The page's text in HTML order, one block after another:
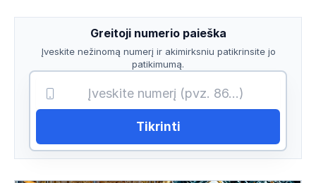
Greitoji numerio paieška
Įveskite nežinomą numerį ir akimirksniu patikrinsite jo
patikimumą.
Tikrinti